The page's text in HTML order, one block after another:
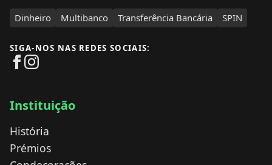
Dinheiro Multibanco Transferência Bancária SPIN
SIGA-NOS NAS REDES SOCIAIS:
Instituição
História
Prémios